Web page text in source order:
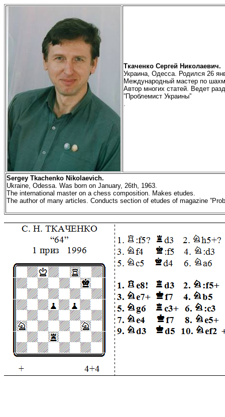
Ткаченко Сергей Николаевич.
Украина, Одесса. Родился 26
Международный мастер по
Автор многих статей. Ведет
”Проблемист Украины”
.
Sergey Tkachenko Nikolaevich.
Ukraine, Odessa. Was born on January, 26th, 1963.
The international master on a chess composition. Makes etudes.
The author of many articles. Conducts section of etudes of magazine ”